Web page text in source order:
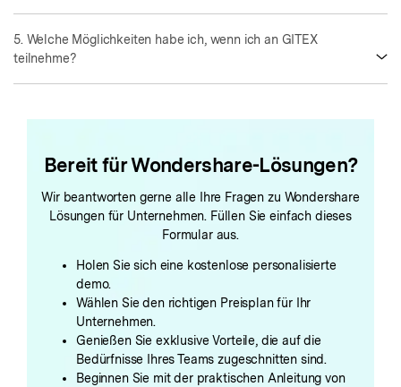
5. Welche Möglichkeiten habe ich, wenn ich an GITEX
teilnehme?
Bereit für Wondershare-Lösungen?
Wir beantworten gerne alle Ihre Fragen zu Wondershare
Lösungen für Unternehmen. Füllen Sie einfach dieses
Formular aus.
Holen Sie sich eine kostenlose personalisierte
demo.
Wählen Sie den richtigen Preisplan für Ihr
Unternehmen.
Genießen Sie exklusive Vorteile, die auf die
Bedürfnisse Ihres Teams zugeschnitten sind.
Beginnen Sie mit der praktischen Anleitung von